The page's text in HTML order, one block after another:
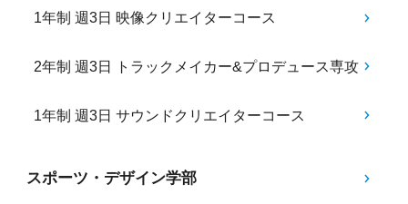
1年制 週3日 映像クリエイターコース
2年制 週3日 トラックメイカー&プロデュース専攻
1年制 週3日 サウンドクリエイターコース
スポーツ・デザイン学部